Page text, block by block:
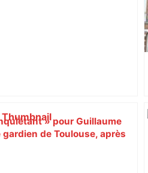
» pour Guillaume
gardien de Toulouse, après